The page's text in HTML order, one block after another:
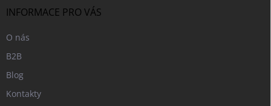
INFORMACE PRO VÁS
O nás
B2B
Blog
Kontakty